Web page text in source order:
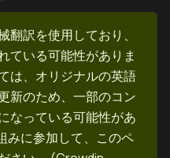
翻訳を使用しており、
ている可能性がありま
は、オリジナルの英語
新のため、一部のコン
なっている可能性があ
みに参加して、このペ